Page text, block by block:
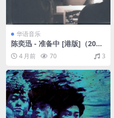
华语音乐
陈奕迅 - 准备中 [港版]（201
5/FLAC/分轨/289M）
4 月前 70 3